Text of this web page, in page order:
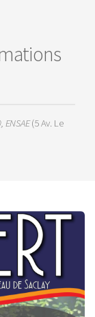
(5 Av. Le